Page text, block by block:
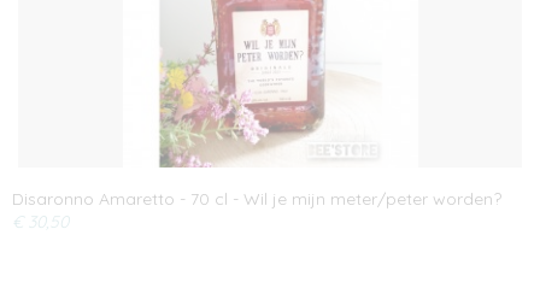
Disaronno Amaretto - 70 cl - Wil je mijn meter/peter worden?
€ 30,50